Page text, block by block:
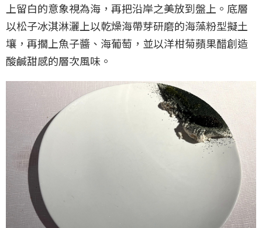
上留白的意象視為海，再把沿岸之美放到盤上。底層
以松子冰淇淋灑上以乾燥海帶芽研磨的海藻粉型擬土
壤，再擱上魚子醬、海葡萄，並以洋柑菊蘋果醋創造
酸鹹甜感的層次風味。